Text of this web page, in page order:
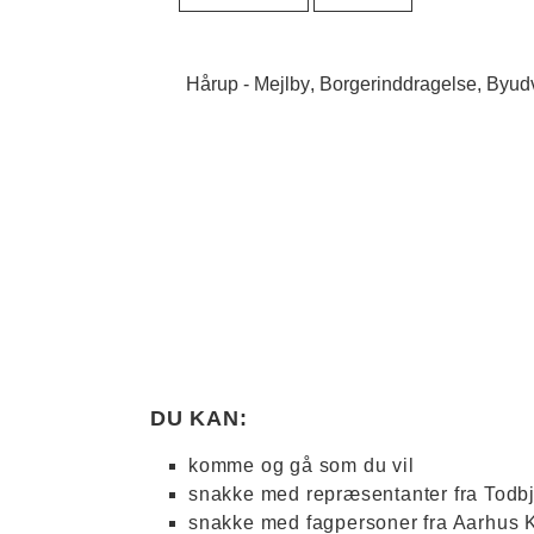
Hårup - Mejlby Borgerinddragelse
DU KAN:
komme og gå som du vil
snakke med repræsentanter fra
snakke med fagpersoner fra Aarhus